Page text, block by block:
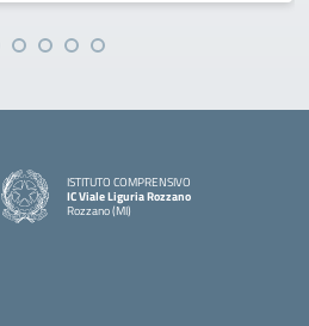
ISTITUTO COMPRENSIVO
IC Viale Liguria Rozzano
Rozzano (MI)